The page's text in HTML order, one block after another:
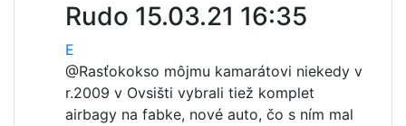
Rudo 15.03.21 16:35
E
@Rasťokokso môjmu kamarátovi niekedy v
r.2009 v Ovsišti vybrali tiež komplet
airbagy na fabke, nové auto, čo s ním mal